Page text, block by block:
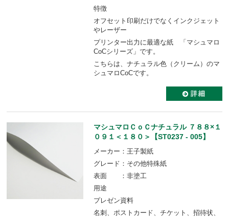
特徴
オフセット印刷だけでなくインクジェット
やレーザー
プリンター出力に最適な紙 「マシュマロ
CoCシリーズ」です。
こちらは、ナチュラル色（クリーム）のマ
シュマロCoCです。
マシュマロＣｏＣナチュラル ７８８×１
０９１＜１８０＞【ST0237 - 005】
メーカー：王子製紙
グレード：その他特殊紙
表面 ：非塗工
用途
プレゼン資料
名刺、ポストカード、チケット、招待状、